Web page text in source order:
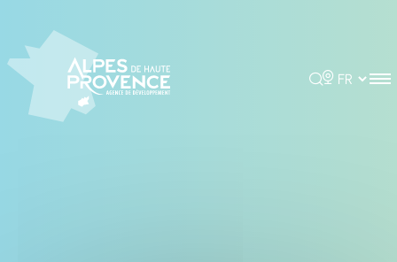
Rechercher
Choisir la